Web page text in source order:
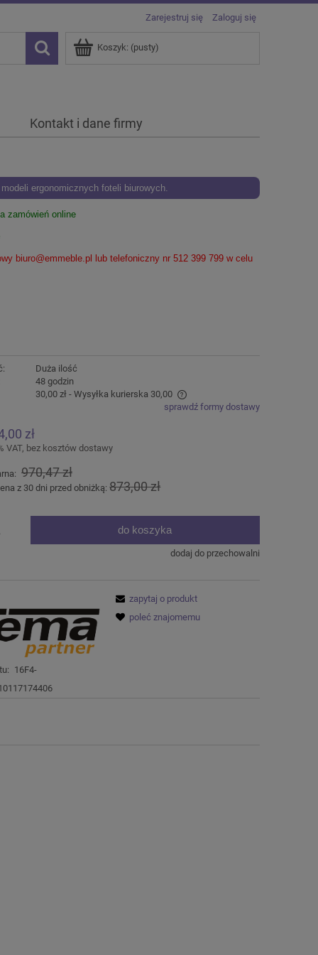
Zarejestruj się Zaloguj się
Koszyk: (pusty)
Kontakt i dane firmy
ergonomicznych foteli biurowych.
zamówień online
biuro@emmeble.pl
lub telefoniczny nr 512 399 799 w celu
Duża ilość
48 godzin
30,00 zł - Wysyłka kurierska 30,00
Cena nie zawiera ewentualnych kosztów
sprawdź formy dostawy
zł
VAT, bez kosztów dostawy
970,47 zł
z 30 dni przed obniżką:873,00 zł
do koszyka
dodaj do przechowalni
16F4-
zapytaj o produkt
poleć znajomemu